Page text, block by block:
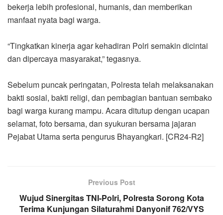
bekerja lebih profesional, humanis, dan memberikan
manfaat nyata bagi warga.
“Tingkatkan kinerja agar kehadiran Polri semakin dicintai
dan dipercaya masyarakat,” tegasnya.
Sebelum puncak peringatan, Polresta telah melaksanakan
bakti sosial, bakti religi, dan pembagian bantuan sembako
bagi warga kurang mampu. Acara ditutup dengan ucapan
selamat, foto bersama, dan syukuran bersama jajaran
Pejabat Utama serta pengurus Bhayangkari. [CR24-R2]
Previous Post
Wujud Sinergitas TNI-Polri, Polresta Sorong Kota
Terima Kunjungan Silaturahmi Danyonif 762/VYS